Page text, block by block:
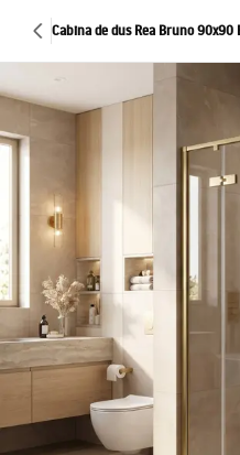
Cabina de dus Rea Bruno 90x90